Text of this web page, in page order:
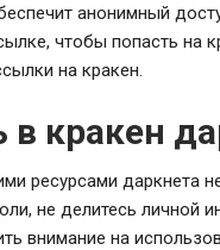
анонимный
чтобы попасть
на кракен.
в кракен
ресурсами
не делитесь личной
внимание на